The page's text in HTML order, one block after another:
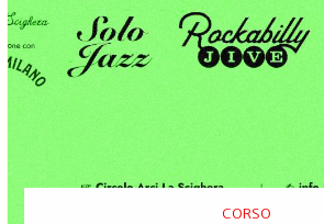
CORSO